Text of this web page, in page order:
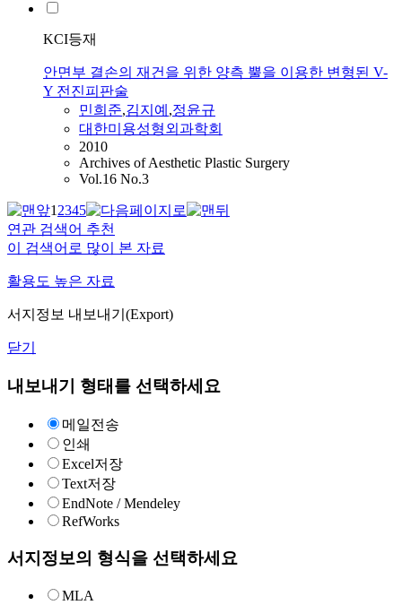
KCI등재
안면부 결손의 재건을 위한 양측 뿔을 이용한 변형된 V-
Y 전진피판술
민희준,김지예 ,정윤규
대한미용성형외과학회
2010
Archives of Aesthetic Plastic Surgery
Vol.16 No.3
12345
연관 검색어 추천
이 검색어로 많이 본 자료
활용도 높은 자료
서지정보 내보내기(Export)
닫기
내보내기 형태를 선택하세요
메일전송
인쇄
Excel저장
Text저장
EndNote / Mendeley
RefWorks
서지정보의 형식을 선택하세요
MLA